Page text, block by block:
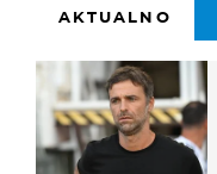
AKTUALNO